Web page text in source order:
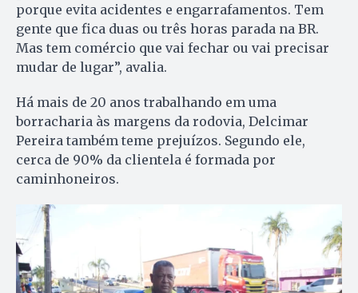
porque evita acidentes e engarrafamentos. Tem
gente que fica duas ou três horas parada na BR.
Mas tem comércio que vai fechar ou vai precisar
mudar de lugar”, avalia.
Há mais de 20 anos trabalhando em uma
borracharia às margens da rodovia, Delcimar
Pereira também teme prejuízos. Segundo ele,
cerca de 90% da clientela é formada por
caminhoneiros.